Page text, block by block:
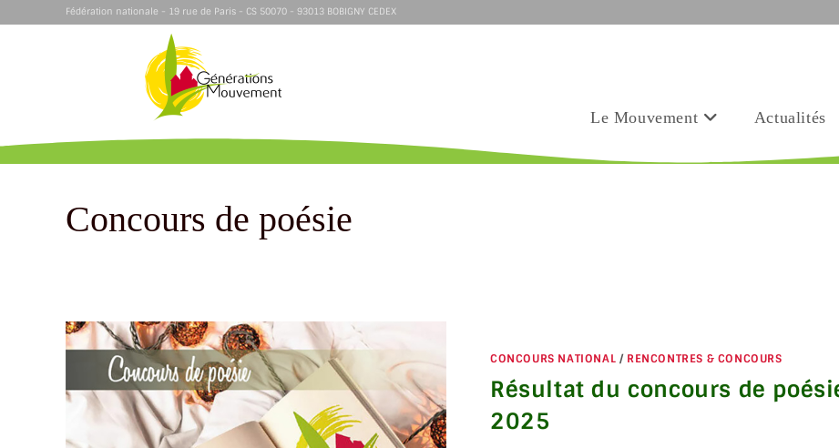
Fédération nationale - 19 rue de Paris - CS 50070 - 93013 BOBIGNY CEDEX
Le Mouvement Actualités
Concours de poésie
CONCOURS NATIONAL / RENCONTRES & CONCOURS
Résultat du concours de
2025